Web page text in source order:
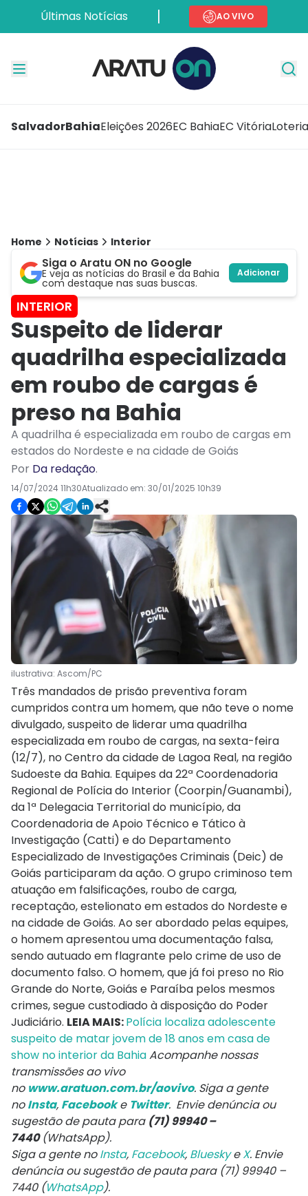
Últimas Notícias AO VIVO
SalvadorBahiaEleições 2026EC BahiaEC Vitória
Home Notícias Interior
Siga o Aratu ON no Google
E veja as notícias do Brasil e da Bahia
com destaque nas suas buscas.
Adicionar
INTERIOR
Suspeito de liderar
quadrilha especializada
em roubo de cargas é
preso na Bahia
A quadrilha é especializada em roubo de cargas em
estados do Nordeste e na cidade de Goiás
Por Da redação.
14/07/2024 11h30Atualizado em: 30/01/2025 10h39
ilustrativa: Ascom/PC
Três mandados de prisão preventiva foram
cumpridos contra um homem, que não teve o nome
divulgado, suspeito de liderar uma quadrilha
especializada em roubo de cargas, na sexta-feira
(12/7), no Centro da cidade de Lagoa Real, na região
Sudoeste da Bahia. Equipes da 22ª Coordenadoria
Regional de Polícia do Interior (Coorpin/Guanambi),
da 1ª Delegacia Territorial do município, da
Coordenadoria de Apoio Técnico e Tático à
Investigação (Catti) e do Departamento
Especializado de Investigações Criminais (Deic) de
Goiás participaram da ação. O grupo criminoso tem
atuação em falsificações, roubo de carga,
receptação, estelionato em estados do Nordeste e
na cidade de Goiás. Ao ser abordado pelas equipes,
o homem apresentou uma documentação falsa,
sendo autuado em flagrante pelo crime de uso de
documento falso. O homem, que já foi preso no Rio
Grande do Norte, Goiás e Paraíba pelos mesmos
crimes, segue custodiado à disposição do Poder
Judiciário. LEIA MAIS:Polícia localiza adolescente
suspeito de matar jovem de 18 anos em casa de
show no interior da BahiaAcompanhe nossas
transmissões ao vivo
no www.aratuon.com.br/aovivo. Siga a gente
noInsta, Facebooke Twitter. Envie denúncia ou
sugestão de pauta para (71) 99940 –
7440(WhatsApp).
Siga a gente noInsta, Facebook, BlueskyeX. Envie
denúncia ou sugestão de pauta para (71) 99940 –
7440 (WhatsApp).